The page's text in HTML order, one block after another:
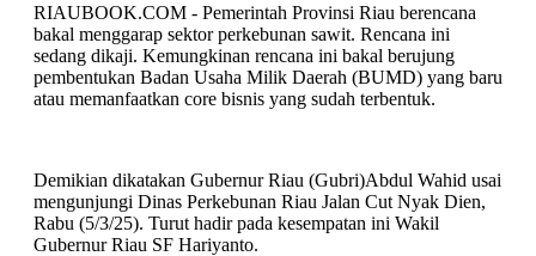
RIAUBOOK.COM - Pemerintah Provinsi Riau berencana
bakal menggarap sektor perkebunan sawit. Rencana ini
sedang dikaji. Kemungkinan rencana ini bakal berujung
pembentukan Badan Usaha Milik Daerah (BUMD) yang baru
atau memanfaatkan core bisnis yang sudah terbentuk.
Demikian dikatakan Gubernur Riau (Gubri)Abdul Wahid usai
mengunjungi Dinas Perkebunan Riau Jalan Cut Nyak Dien,
Rabu (5/3/25). Turut hadir pada kesempatan ini Wakil
Gubernur Riau SF Hariyanto.